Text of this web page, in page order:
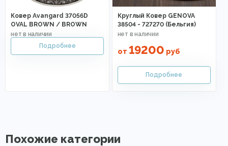
Ковер Avangard 37056D
OVAL BROWN / BROWN
Круглый Ковер GENOVA
38504 - 727270 (Бельгия)
от 19200 руб
Похожие категории